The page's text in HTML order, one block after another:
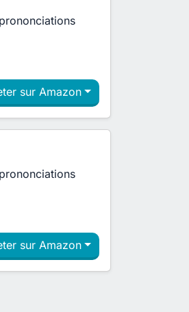
sur Amazon
sur Amazon